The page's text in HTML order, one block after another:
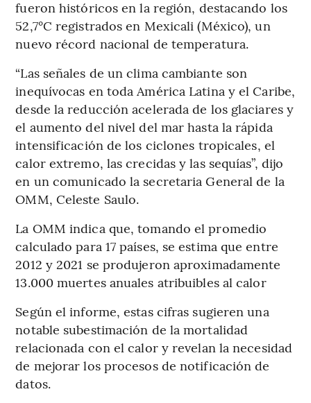
fueron históricos en la región, destacando los
52,7°C registrados en Mexicali (México), un
nuevo récord nacional de temperatura.
“Las señales de un clima cambiante son
inequívocas en toda América Latina y el Caribe,
desde la reducción acelerada de los glaciares y
el aumento del nivel del mar hasta la rápida
intensificación de los ciclones tropicales, el
calor extremo, las crecidas y las sequías”, dijo
en un comunicado la secretaria General de la
OMM, Celeste Saulo.
La OMM indica que, tomando el promedio
calculado para 17 países, se estima que entre
2012 y 2021 se produjeron aproximadamente
13.000 muertes anuales atribuibles al calor
Según el informe, estas cifras sugieren una
notable subestimación de la mortalidad
relacionada con el calor y revelan la necesidad
de mejorar los procesos de notificación de
datos.